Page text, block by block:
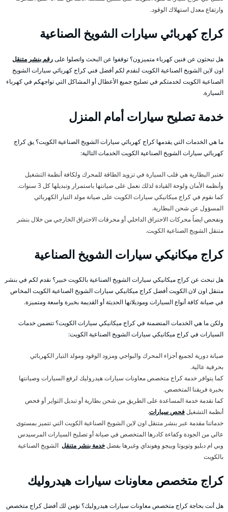
وارتفاع معدل استهلاك الوقود.
كراج كهربائي سيارات الشويخ الصناعية
هل تبحثون عن فنين كهرباء متميزون؟ توقفوا عن البحث واتصلوا علىرقم بنشر متنقل
اون لاين الشويخ الصناعية الكويت لنقدم لكم أفضل فني كراج كهربائي سيارات الشويخ
الصناعية الكويت لخدمتكم في تصليح جميع الأعطال أو المشاكل التي تواجهكم في كهرباء
السيارة.
خدمة تصليح سيارات أمام المنزل
ما هي الخدمات التي يقدمها كراج كهربائي سيارات الشويخ الصناعية الكويت؟ يق كراج
كهربائي سيارات الشويخ الصناعية الكويت الخدمات التالية:
تعتبر البطارية هي قلب السيارة في تزويد الطاقة للمحرك ولكافة أنظمة التشغيل
وأنظمة الأمان ولوحة القيادة لذلك نعمل على صيانتها باستمرار وتبديلها كل 3 سنوات.
كما نقوم في كراج ميكانيكي سيارات الكويت على صيانة مولد التيار الكهربائي
المسؤول عن شحن البطارية.
ونفحص ايضاً محركات الاحتراق الداخلي أو محرقات الاحتراق الخارجي من خلال بنشر
متنقل الشويخ الصناعية الكويت.
كراج ميكانيكي سيارات الشويخ الصناعية
هل تبحث عن كراج ميكانيكي سيارات الشويخ الصناعية بالكويت خبير؟ نقدم لكم في بنشر
متنقل اون لان الكويت أفضل كراج ميكانيكي سيارات الشويخ الصناعية الكويت المخاص
في صيانة كافة أنواع السيارات وموديلاتها الحديثة أو القديمة بخبرة واسعة ومتميزة.
ولكن ما هي الخدمات المتضمنة في كراج ميكانيكي سيارات الكويت؟ تتضمن خدمات
السيارات في كراج ميكانيكي سيارات الشويخ الصناعية الكويت:
صيانة دورية لجميع أجزاء المحرك والبواجي ومزود الوقود ومولد التيار الكهربائي
بحرفية عالية.
كما يتوافر خدمة كراج متخصص معاونات سيارات هيدروليك لرفع السيارات وصيانتها
بخبرة فريقنا المتخصص.
كما نقدمة خدمة المساعدة على الطريق من شحن بطارية أو تبديل التواير أو فحص
أنظمة التشغيلفحص سيارات.
خدماتنا مقدمة عبر بنشر متنقل اون لاين الشويخ الصناعية الكويت التي تتميز بمستوى
عالي من الجودة وكفاءة كادرها المتخصص في صيانة أو تصليح السيارات المرسيدس
وبي ام دبليو وتويوتا وبيجو وهونداي وغيرها بفضلخدمة بنشر متنقل الشويخ الصناعية
بالكويت
كراج متخصص معاونات سيارات هيدروليك
هل أنت بحاجة كراج متخصص معاونات سيارات هيدروليك؟ نؤمن لك أفضل كراج متخصص